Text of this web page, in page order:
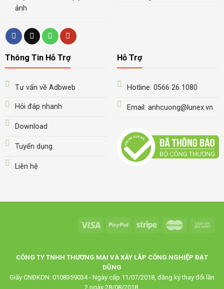
ảnh
Thông Tin Hỗ Trợ
Tư vấn về Adbweb
Hỏi đáp nhanh
Download
Tuyển dụng
Liên hệ
Hỗ Trợ
Hotline: 0566 26 1080
Email: anhcuong@lunex.vn
CÔNG TY TNHH THƯƠNG MẠI VÀ XÂY LẮP CÔNG NGHIỆP ĐẠT
DŨNG
Giấy CNĐKDN: 0108359034 - Ngày cấp 11/07/2018, đăng ký thay đổi lần
2 ngày 28/08/2018.